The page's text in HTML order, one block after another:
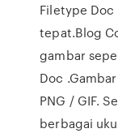
Filetype
tepat.Blog
gambar
Doc
PNG / GIF.
berbagai